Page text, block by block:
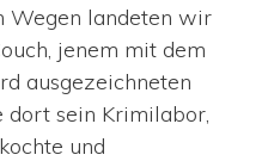
Wegen landeten wir
jenem mit dem
ausgezeichneten
dort sein Krimilabor,
und